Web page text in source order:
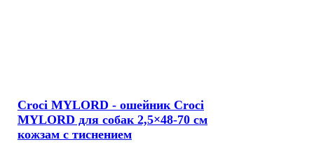
Croci MYLORD - ошейник Croci
MYLORD для собак 2,5×48-70 см
кожзам с тиснением